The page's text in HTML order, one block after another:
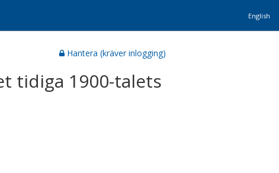
English
Hantera (kräver inlogging)
tidiga 1900-talets